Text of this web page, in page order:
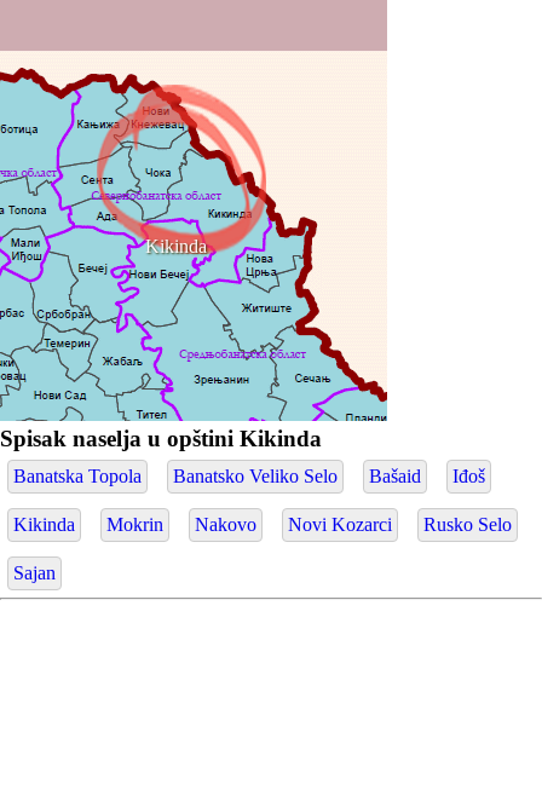
Kikinda
Spisak naselja u opštini Kikinda
Banatska Topola Banatsko Veliko Selo Bašaid Iđoš
Kikinda Mokrin Nakovo Novi Kozarci Rusko Selo
Sajan